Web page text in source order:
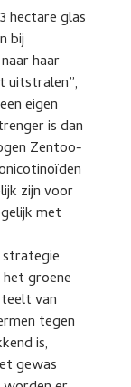
hectare glas
bij
haar
uitstralen”,
eigen
is dan
Zentoo-
zijn voor
met
strategie
groene
van
tegen
is,
gewas